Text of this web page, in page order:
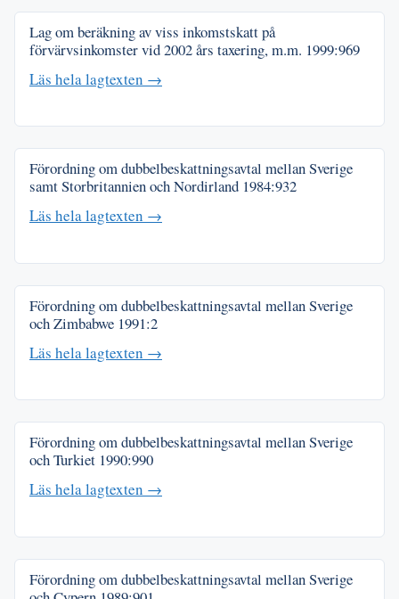
Lag om beräkning av viss inkomstskatt på
förvärvsinkomster vid 2002 års taxering, m.m. 1999:969
Läs hela lagtexten →
Förordning om dubbelbeskattningsavtal mellan Sverige
samt Storbritannien och Nordirland 1984:932
Läs hela lagtexten →
Förordning om dubbelbeskattningsavtal mellan Sverige
och Zimbabwe 1991:2
Läs hela lagtexten →
Förordning om dubbelbeskattningsavtal mellan Sverige
och Turkiet 1990:990
Läs hela lagtexten →
Förordning om dubbelbeskattningsavtal mellan Sverige